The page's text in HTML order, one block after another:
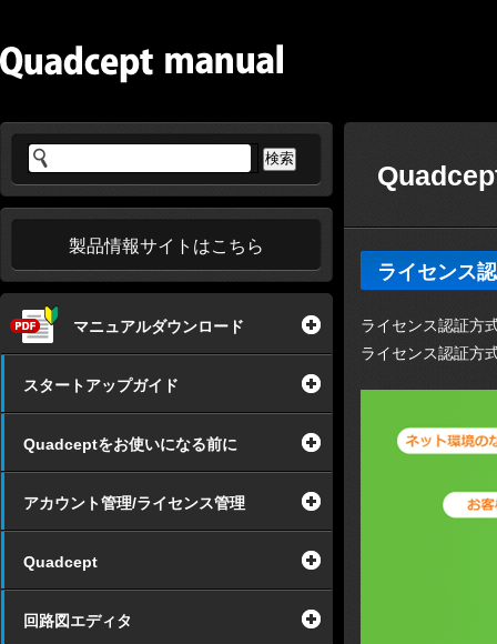
製品情報サイトはこちら
マニュアルダウンロード
スタートアップガイド
Quadceptをお使いになる前に
アカウント管理/ライセンス管理
Quadcept
回路図エディタ
ライセンス
ライセンス認証方
ライセンス認証方